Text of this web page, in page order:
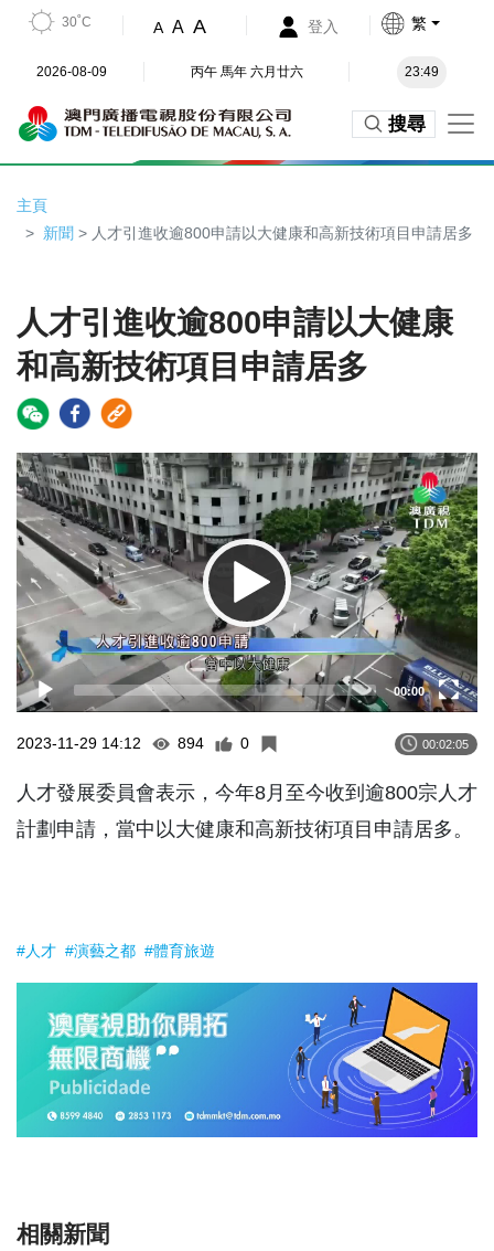
30˚C A A A 登入 繁
2026-08-09 丙午 馬年 六月廿六 23:49
搜尋
主頁
新聞 > 人才引進收逾800申請以大健康和高新技術項目申請居多
人才引進收逾800申請以大健康
和高新技術項目申請居多
Video
Player
00:00
2023-11-29 14:12 894 0 00:02:05
人才發展委員會表示，今年8月至今收到逾800宗人才
計劃申請，當中以大健康和高新技術項目申請居多。
#人才 #演藝之都 #體育旅遊
相關新聞